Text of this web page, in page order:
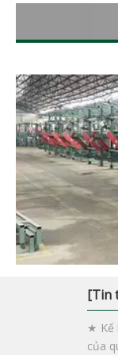
[Tin
★ Kế
của